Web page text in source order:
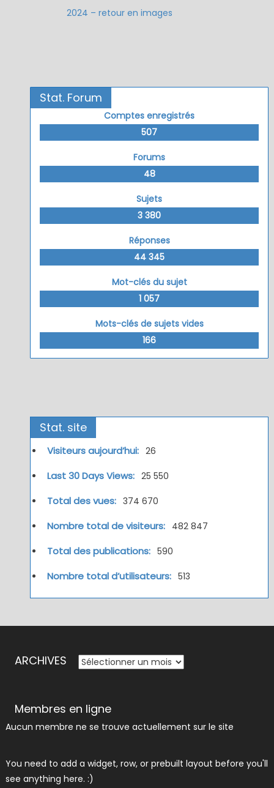
2024 – retour en images
Stat. Forum
Comptes enregistrés
507
Forums
48
Sujets
3 380
Réponses
44 345
Mot-clés du sujet
1 057
Mots-clés de sujets vides
166
Stat. site
Visiteurs aujourd’hui: 26
Last 30 Days Views: 25 550
Total des vues: 374 670
Nombre total de visiteurs: 482 847
Total des publications: 590
Nombre total d’utilisateurs: 513
ARCHIVES ARCHIVES
Membres en ligne
Aucun membre ne se trouve actuellement sur le site
You need to add a widget, row, or prebuilt layout before you'll
see anything here. :)